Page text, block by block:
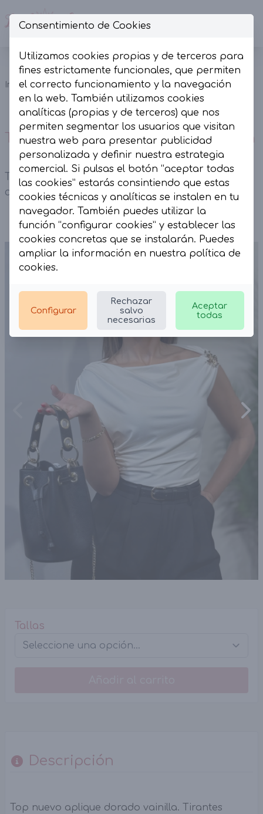
Inicio Colección
Camisetas
Top nuevo
aplique
dorado
Top nuevo aplique dorado vainilla
Top nuevo aplique dorado vainilla. Tirantes
asimétricos y tejido elástico.
Tallas
Descripción
Top nuevo aplique dorado vainilla. Tirantes
Consentimiento de Cookies
Utilizamos cookies propias y de terceros para
fines estrictamente funcionales, que permiten
el correcto funcionamiento y la navegación
en la web. También utilizamos cookies
analíticas (propias y de terceros) que nos
permiten segmentar los usuarios que visitan
nuestra web para presentar publicidad
personalizada y definir nuestra estrategia
comercial. Si pulsas el botón “aceptar todas
las cookies” estarás consintiendo que estas
cookies técnicas y analíticas se instalen en tu
navegador. También puedes utilizar la
función “configurar cookies” y establecer las
cookies concretas que se instalarán. Puedes
ampliar la información en nuestra política de
cookies.
Configurar
Rechazar
salvo
necesarias
Aceptar
todas